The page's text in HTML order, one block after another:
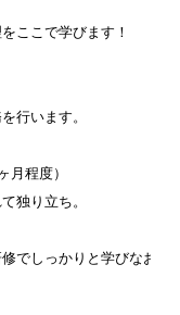
ここで学びます！
行います。
程度）
独り立ち。
でしっかりと学びなお